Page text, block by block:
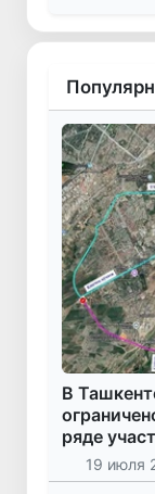
В
ряде
19 июля